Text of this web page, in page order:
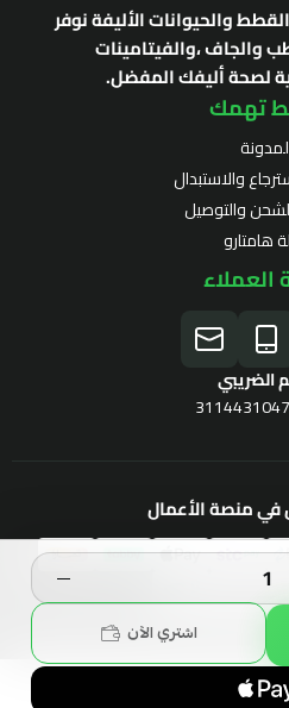
اشتري الآن
والحيوانات الأليفة نوفر
والجاف ،والفيتامينات
لصحة أليفك المفضل.
تهمك
والاستبدال
والتوصيل
هامتارو
العملاء
الضريبي
منصة الأعمال
2026
برنامج الولاء